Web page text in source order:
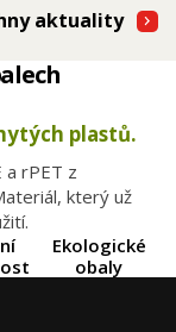
aktuality
plastů.
rPET z
který už
Ekologické
obaly